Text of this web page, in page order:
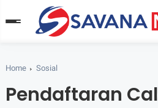
Home Sosial
Pendaftaran